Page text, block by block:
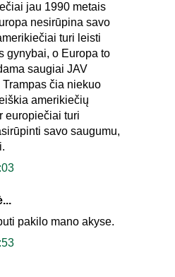
jau 1990 metais
nesirūpina savo
turi leisti
gynybai, o Europa to
saugiai JAV
čia niekuo
amerikiečių
europiečiai turi
savo saugumu,
pakilo mano akyse.